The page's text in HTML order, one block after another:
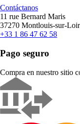
Contáctanos
11 rue Bernard Maris
37270 Montlouis-sur-
+33 1 86 47 62 58
Pago seguro
Compra en nuestro sitio